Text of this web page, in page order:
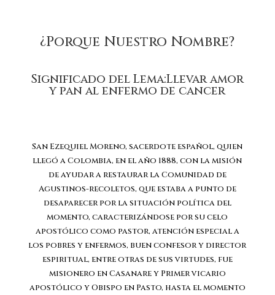
¿Porque Nuestro Nombre?
Significado del Lema:Llevar amor
y pan al enfermo de cancer
San Ezequiel Moreno, sacerdote español, quien
llegó a Colombia, en el año 1888, con la misión
de ayudar a restaurar la Comunidad de
Agustinos-recoletos, que estaba a punto de
desaparecer por la situación política del
momento, caracterizándose por su celo
apostólico como pastor, atención especial a
los pobres y enfermos, buen confesor y director
espiritual, entre otras de sus virtudes, fue
misionero en Casanare y Primer vicario
apostólico y Obispo en Pasto, hasta el momento